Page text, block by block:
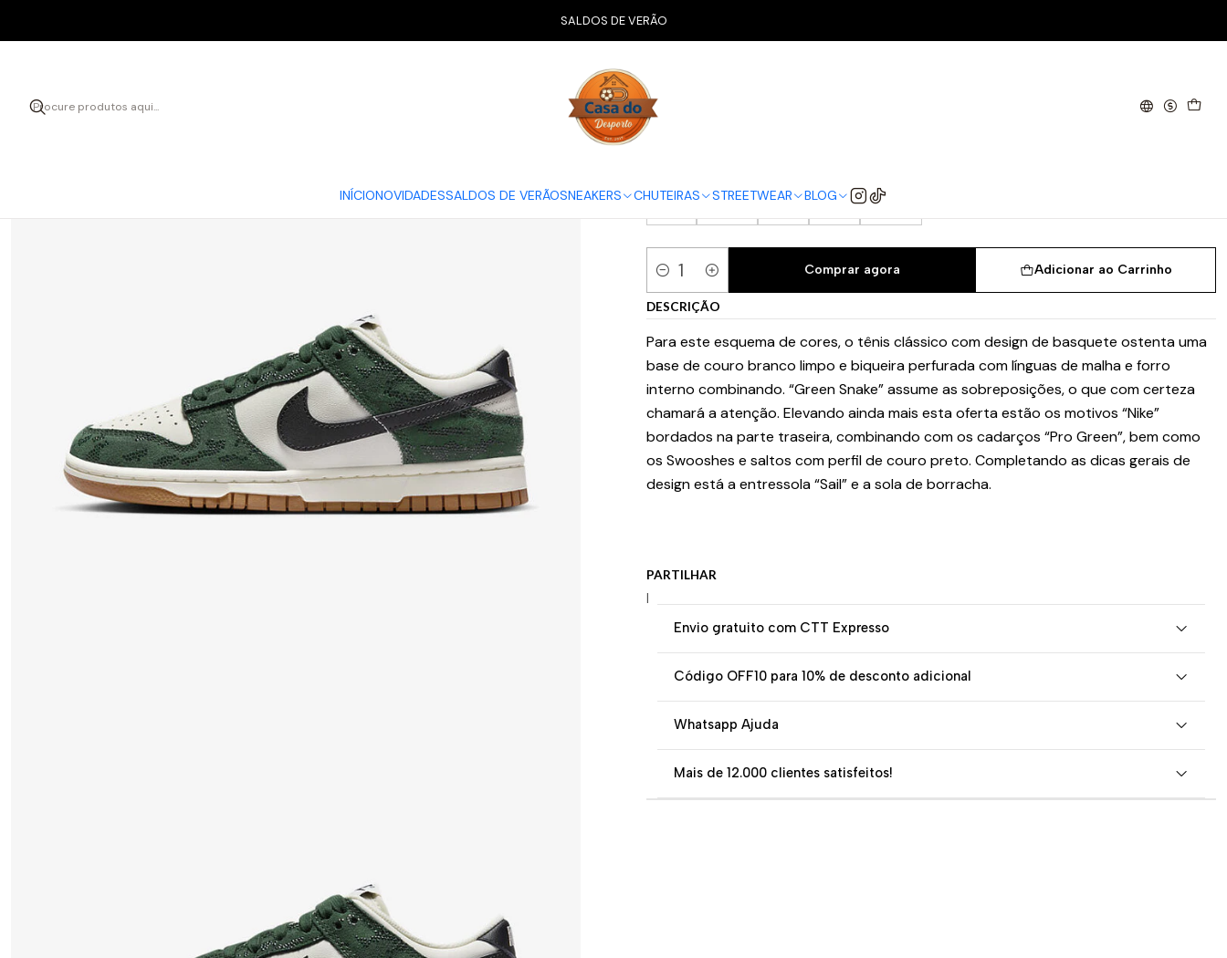
INÍCIONOVIDADESSALDOS DE VERÃOSNEAKERS CHUTEIRAS STREETWEAR BLOG
SALDOS DE VERÃO
Dunk Low Nike Dunk Low Green Snake (Women's)
Nike Dunk Low Green Snake (Women's)
44.5
Quantidade
Adicionar ao Carrinho
Comprar agora
DESCRIÇÃO
Para este esquema de cores, o tênis clássico com design de basquete ostenta uma
base de couro branco limpo e biqueira perfurada com línguas de malha e forro
interno combinando. “Green Snake” assume as sobreposições, o que com certeza
chamará a atenção. Elevando ainda mais esta oferta estão os motivos “Nike”
bordados na parte traseira, combinando com os cadarços “Pro Green”, bem como
os Swooshes e saltos com perfil de couro preto. Completando as dicas gerais de
design está a entressola “Sail” e a sola de borracha.
PARTILHAR
|
Envio gratuito com CTT Expresso
Código OFF10 para 10% de desconto adicional
Whatsapp Ajuda
Mais de 12.000 clientes satisfeitos!